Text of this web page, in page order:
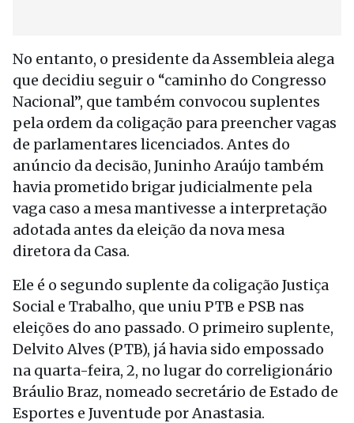
No entanto, o presidente da Assembleia alega
que decidiu seguir o “caminho do Congresso
Nacional”, que também convocou suplentes
pela ordem da coligação para preencher vagas
de parlamentares licenciados. Antes do
anúncio da decisão, Juninho Araújo também
havia prometido brigar judicialmente pela
vaga caso a mesa mantivesse a interpretação
adotada antes da eleição da nova mesa
diretora da Casa.
Ele é o segundo suplente da coligação Justiça
Social e Trabalho, que uniu PTB e PSB nas
eleições do ano passado. O primeiro suplente,
Delvito Alves (PTB), já havia sido empossado
na quarta-feira, 2, no lugar do correligionário
Bráulio Braz, nomeado secretário de Estado de
Esportes e Juventude por Anastasia.